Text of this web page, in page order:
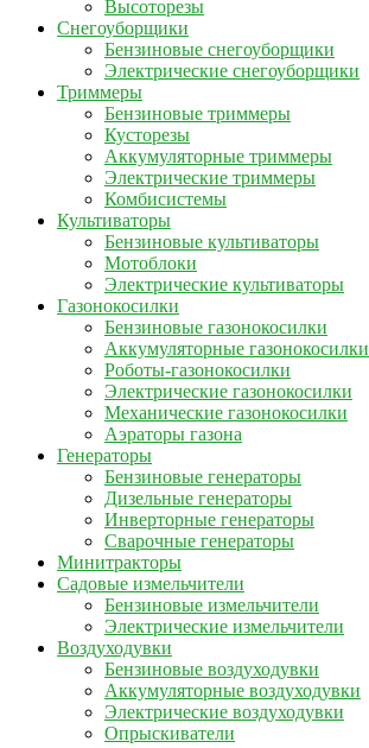
Высоторезы
Снегоуборщики
Бензиновые снегоуборщики
Электрические снегоуборщики
Триммеры
Бензиновые триммеры
Кусторезы
Аккумуляторные триммеры
Электрические триммеры
Комбисистемы
Культиваторы
Бензиновые культиваторы
Мотоблоки
Электрические культиваторы
Газонокосилки
Бензиновые газонокосилки
Аккумуляторные газонокосилки
Роботы-газонокосилки
Электрические газонокосилки
Механические газонокосилки
Аэраторы газона
Генераторы
Бензиновые генераторы
Дизельные генераторы
Инверторные генераторы
Сварочные генераторы
Минитракторы
Садовые измельчители
Бензиновые измельчители
Электрические измельчители
Воздуходувки
Бензиновые воздуходувки
Аккумуляторные воздуходувки
Электрические воздуходувки
Опрыскиватели